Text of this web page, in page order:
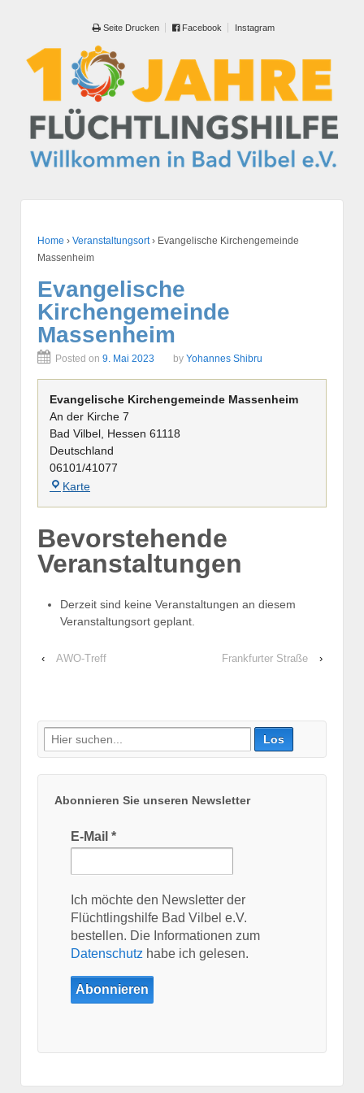
Seite Drucken Facebook Instagram
Home › Veranstaltungsort › Evangelische Kirchengemeinde
Massenheim
Evangelische
Kirchengemeinde
Massenheim
Posted on 9. Mai 2023 by Yohannes Shibru
Evangelische Kirchengemeinde Massenheim
An der Kirche 7
Bad Vilbel Hessen 61118
Deutschland
06101/41077
Karte
Bevorstehende
Veranstaltungen
Derzeit sind keine Veranstaltungen an diesem
Veranstaltungsort geplant.
‹ AWO-Treff Frankfurter Straße ›
Suche
nach:
Abonnieren Sie unseren Newsletter
E-Mail *
Ich möchte den Newsletter der
Flüchtlingshilfe Bad Vilbel e.V.
bestellen. Die Informationen zum
Datenschutz habe ich gelesen.